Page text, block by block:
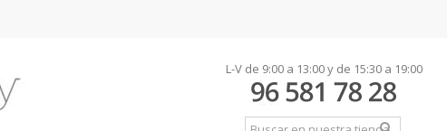
L-V de 9:00 a 13:00 y de 15:30 a 19:00